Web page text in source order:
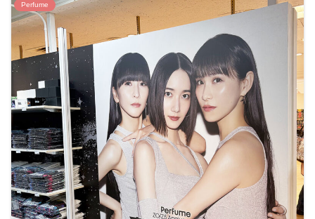
Perfume